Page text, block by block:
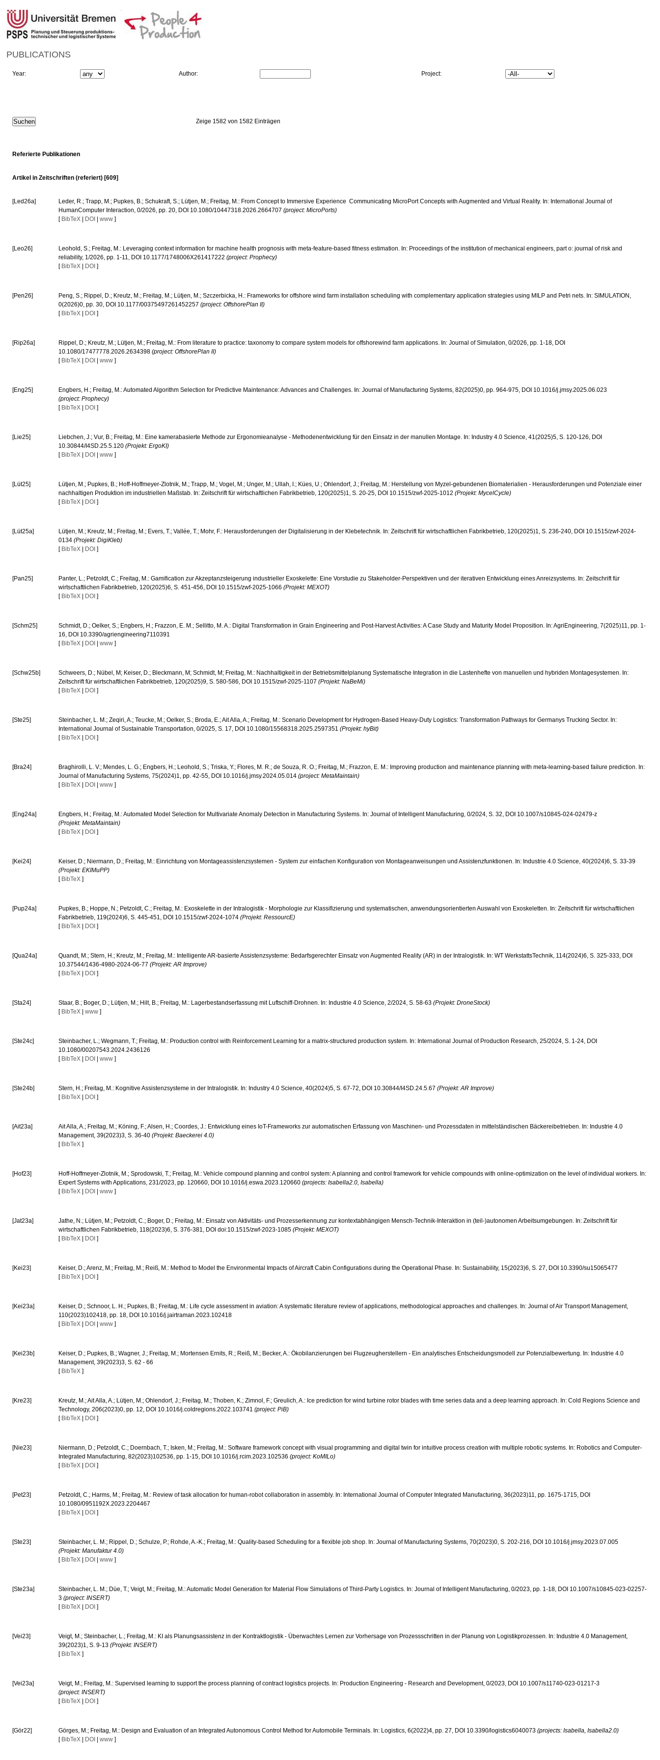
PUBLICATIONS
Year: Author: Project:
Zeige 1582 von 1582 Einträgen
Referierte Publikationen
Artikel in Zeitschriften (referiert) [609]
[Led26a]
Leder, R.; Trapp, M.; Pupkes, B.; Schukraft, S.; Lütjen, M.; Freitag, M.: From Concept to Immersive Experience  Communicating MicroPort Concepts with Augmented and Virtual Reality. In: International Journal of
HumanComputer Interaction, 0/2026, pp. 20, DOI 10.1080/10447318.2026.2664707(project: MicroPorts)
[ BibTeX DOI |www ]
[Leo26]
Leohold, S.; Freitag, M.: Leveraging context information for machine health prognosis with meta-feature-based fitness estimation. In: Proceedings of the institution of mechanical engineers, part o: journal of risk and
reliability, 1/2026, pp. 1-11, DOI 10.1177/1748006X261417222(project: Prophecy)
[ BibTeX DOI ]
[Pen26]
Peng, S.; Rippel, D.; Kreutz, M.; Freitag, M.; Lütjen, M.; Szczerbicka, H.: Frameworks for offshore wind farm installation scheduling with complementary application strategies using MILP and Petri nets. In: SIMULATION,
0(2026)0, pp. 30, DOI 10.1177/00375497261452257(project: OffshorePlan II)
[ BibTeX DOI ]
[Rip26a]
Rippel, D.; Kreutz, M.; Lütjen, M.; Freitag, M.: From literature to practice: taxonomy to compare system models for offshorewind farm applications. In: Journal of Simulation, 0/2026, pp. 1-18, DOI
10.1080/17477778.2026.2634398(project: OffshorePlan II)
[ BibTeX DOI |www ]
[Eng25]
Engbers, H.; Freitag, M.: Automated Algorithm Selection for Predictive Maintenance: Advances and Challenges. In: Journal of Manufacturing Systems, 82(2025)0, pp. 964-975, DOI 10.1016/j.jmsy.2025.06.023
(project: Prophecy)
[ BibTeX DOI ]
[Lie25]
Liebchen, J.; Vur, B.; Freitag, M.: Eine kamerabasierte Methode zur Ergonomieanalyse - Methodenentwicklung für den Einsatz in der manullen Montage. In: Industry 4.0 Science, 41(2025)5, S. 120-126, DOI
10.30844/I4SD.25.5.120(Projekt: ErgoKI)
[ BibTeX DOI |www ]
[Lüt25]
Lütjen, M.; Pupkes, B.; Hoff-Hoffmeyer-Zlotnik, M.; Trapp, M.; Vogel, M.; Unger, M.; Ullah, I.; Kües, U.; Ohlendorf, J.; Freitag, M.: Herstellung von Myzel-gebundenen Biomaterialien - Herausforderungen und Potenziale einer
nachhaltigen Produktion im industriellen Maßstab. In: Zeitschrift für wirtschaftlichen Fabrikbetrieb, 120(2025)1, S. 20-25, DOI 10.1515/zwf-2025-1012(Projekt: MycelCycle)
[ BibTeX DOI ]
[Lüt25a]
Lütjen, M.; Kreutz, M.; Freitag, M.; Evers, T.; Vallée, T.; Mohr, F.: Herausforderungen der Digitalisierung in der Klebetechnik. In: Zeitschrift für wirtschaftlichen Fabrikbetrieb, 120(2025)1, S. 236-240, DOI 10.1515/zwf-2024-
0134(Projekt: DigiKleb)
[ BibTeX DOI ]
[Pan25]
Panter, L.; Petzoldt, C.; Freitag, M.: Gamification zur Akzeptanzsteigerung industrieller Exoskelette: Eine Vorstudie zu Stakeholder-Perspektiven und der iterativen Entwicklung eines Anreizsystems. In: Zeitschrift für
wirtschaftlichen Fabrikbetrieb, 120(2025)6, S. 451-456, DOI 10.1515/zwf-2025-1066(Projekt: MEXOT)
[ BibTeX DOI ]
[Schm25]
Schmidt, D.; Oelker, S.; Engbers, H.; Frazzon, E. M.; Sellitto, M. A.: Digital Transformation in Grain Engineering and Post-Harvest Activities: A Case Study and Maturity Model Proposition. In: AgriEngineering, 7(2025)11, pp. 1-
16, DOI 10.3390/agriengineering7110391
[ BibTeX DOI |www ]
[Schw25b]
Schweers, D.; Nübel, M; Keiser, D.; Bleckmann, M; Schmidt, M; Freitag, M.: Nachhaltigkeit in der Betriebsmittelplanung Systematische Integration in die Lastenhefte von manuellen und hybriden Montagesystemen. In:
Zeitschrift für wirtschaftlichen Fabrikbetrieb, 120(2025)9, S. 580-586, DOI 10.1515/zwf-2025-1107(Projekt: NaBeMi)
[ BibTeX DOI ]
[Ste25]
Steinbacher, L. M.; Zeqiri, A.; Teucke, M.; Oelker, S.; Broda, E.; Ait Alla, A.; Freitag, M.: Scenario Development for Hydrogen-Based Heavy-Duty Logistics: Transformation Pathways for Germanys Trucking Sector. In:
International Journal of Sustainable Transportation, 0/2025, S. 17, DOI 10.1080/15568318.2025.2597351(Projekt: hyBit)
[ BibTeX DOI ]
[Bra24]
Braghirolli, L. V.; Mendes, L. G.; Engbers, H.; Leohold, S.; Triska, Y.; Flores, M. R.; de Souza, R. O.; Freitag, M.; Frazzon, E. M.: Improving production and maintenance planning with meta-learning-based failure prediction. In:
Journal of Manufacturing Systems, 75(2024)1, pp. 42-55, DOI 10.1016/j.jmsy.2024.05.014(project: MetaMaintain)
[ BibTeX DOI |www ]
[Eng24a]
Engbers, H.; Freitag, M.: Automated Model Selection for Multivariate Anomaly Detection in Manufacturing Systems. In: Journal of Intelligent Manufacturing, 0/2024, S. 32, DOI 10.1007/s10845-024-02479-z
(Projekt: MetaMaintain)
[ BibTeX DOI ]
[Kei24]
Keiser, D.; Niermann, D.; Freitag, M.: Einrichtung von Montageassistenzsystemen - System zur einfachen Konfiguration von Montageanweisungen und Assistenzfunktionen. In: Industrie 4.0 Science, 40(2024)6, S. 33-39
(Projekt: EKIMuPP)
[ BibTeX ]
[Pup24a]
Pupkes, B.; Hoppe, N.; Petzoldt, C.; Freitag, M.: Exoskelette in der Intralogistik - Morphologie zur Klassifizierung und systematischen, anwendungsorientierten Auswahl von Exoskeletten. In: Zeitschrift für wirtschaftlichen
Fabrikbetrieb, 119(2024)6, S. 445-451, DOI 10.1515/zwf-2024-1074(Projekt: RessourcE)
[ BibTeX DOI ]
[Qua24a]
Quandt, M.; Stern, H.; Kreutz, M.; Freitag, M.: Intelligente AR-basierte Assistenzsysteme: Bedarfsgerechter Einsatz von Augmented Reality (AR) in der Intralogistik. In: WT WerkstattsTechnik, 114(2024)6, S. 325-333, DOI
10.37544/1436-4980-2024-06-77(Projekt: AR Improve)
[ BibTeX DOI ]
[Sta24] Staar, B.; Boger, D.; Lütjen, M.; Hilt, B.; Freitag, M.: Lagerbestandserfassung mit Luftschiff-Drohnen. In: Industrie 4.0 Science, 2/2024, S. 58-63(Projekt: DroneStock)
[ BibTeX |www ]
[Ste24c]
Steinbacher, L.; Wegmann, T.; Freitag, M.: Production control with Reinforcement Learning for a matrix-structured production system. In: International Journal of Production Research, 25/2024, S. 1-24, DOI
10.1080/00207543.2024.2436126
[ BibTeX DOI |www ]
[Ste24b] Stern, H.; Freitag, M.: Kognitive Assistenzsysteme in der Intralogistik. In: Industry 4.0 Science, 40(2024)5, S. 67-72, DOI 10.30844/I4SD.24.5.67(Projekt: AR Improve)
[ BibTeX DOI ]
[Ait23a]
Ait Alla, A.; Freitag, M.; Köning, F.; Alsen, H.; Coordes, J.: Entwicklung eines IoT-Frameworks zur automatischen Erfassung von Maschinen- und Prozessdaten in mittelständischen Bäckereibetrieben. In: Industrie 4.0
Management, 39(2023)3, S. 36-40(Projekt: Baeckerei 4.0)
[ BibTeX ]
[Hof23]
Hoff-Hoffmeyer-Zlotnik, M.; Sprodowski, T.; Freitag, M.: Vehicle compound planning and control system: A planning and control framework for vehicle compounds with online-optimization on the level of individual workers. In:
Expert Systems with Applications, 231/2023, pp. 120660, DOI 10.1016/j.eswa.2023.120660(projects: Isabella2.0, Isabella)
[ BibTeX DOI |www ]
[Jat23a]
Jathe, N.; Lütjen, M.; Petzoldt, C.; Boger, D.; Freitag, M.: Einsatz von Aktivitäts- und Prozesserkennung zur kontextabhängigen Mensch-Technik-Interaktion in (teil-)autonomen Arbeitsumgebungen. In: Zeitschrift für
wirtschaftlichen Fabrikbetrieb, 118(2023)6, S. 376-381, DOI doi:10.1515/zwf-2023-1085(Projekt: MEXOT)
[ BibTeX DOI ]
[Kei23]
Keiser, D.; Arenz, M.; Freitag, M.; Reiß, M.: Method to Model the Environmental Impacts of Aircraft Cabin Configurations during the Operational Phase. In: Sustainability, 15(2023)6, S. 27, DOI 10.3390/su15065477
[ BibTeX DOI ]
[Kei23a]
Keiser, D.; Schnoor, L. H.; Pupkes, B.; Freitag, M.: Life cycle assessment in aviation: A systematic literature review of applications, methodological approaches and challenges. In: Journal of Air Transport Management,
110(2023)102418, pp. 18, DOI 10.1016/j.jairtraman.2023.102418
[ BibTeX DOI |www ]
[Kei23b]
Keiser, D.; Pupkes, B.; Wagner, J.; Freitag, M.; Mortensen Ernits, R.; Reiß, M.; Becker, A.: Ökobilanzierungen bei Flugzeugherstellern - Ein analytisches Entscheidungsmodell zur Potenzialbewertung. In: Industrie 4.0
Management, 39(2023)3, S. 62 - 66
[ BibTeX ]
[Kre23]
Kreutz, M.; Ait Alla, A.; Lütjen, M.; Ohlendorf, J.; Freitag, M.; Thoben, K.; Zimnol, F.; Greulich, A.: Ice prediction for wind turbine rotor blades with time series data and a deep learning approach. In: Cold Regions Science and
Technology, 206(2023)0, pp. 12, DOI 10.1016/j.coldregions.2022.103741(project: PiB)
[ BibTeX DOI ]
[Nie23]
Niermann, D.; Petzoldt, C.; Doernbach, T.; Isken, M.; Freitag, M.: Software framework concept with visual programming and digital twin for intuitive process creation with multiple robotic systems. In: Robotics and Computer-
Integrated Manufacturing, 82(2023)102536, pp. 1-15, DOI 10.1016/j.rcim.2023.102536(project: KoMILo)
[ BibTeX DOI ]
[Pet23]
Petzoldt, C.; Harms, M.; Freitag, M.: Review of task allocation for human-robot collaboration in assembly. In: International Journal of Computer Integrated Manufacturing, 36(2023)11, pp. 1675-1715, DOI
10.1080/0951192X.2023.2204467
[ BibTeX DOI ]
[Ste23]
Steinbacher, L. M.; Rippel, D.; Schulze, P.; Rohde, A.-K.; Freitag, M.: Quality-based Scheduling for a flexible job shop. In: Journal of Manufacturing Systems, 70(2023)0, S. 202-216, DOI 10.1016/j.jmsy.2023.07.005
(Projekt: Manufaktur 4.0)
[ BibTeX DOI |www ]
[Ste23a]
Steinbacher, L. M.; Düe, T.; Veigt, M.; Freitag, M.: Automatic Model Generation for Material Flow Simulations of Third-Party Logistics. In: Journal of Intelligent Manufacturing, 0/2023, pp. 1-18, DOI 10.1007/s10845-023-02257-
3(project: INSERT)
[ BibTeX DOI ]
[Vei23]
Veigt, M.; Steinbacher, L.; Freitag, M.: KI als Planungsassistenz in der Kontraktlogistik - Überwachtes Lernen zur Vorhersage von Prozessschritten in der Planung von Logistikprozessen. In: Industrie 4.0 Management,
39(2023)1, S. 9-13(Projekt: INSERT)
[ BibTeX ]
[Vei23a]
Veigt, M.; Freitag, M.: Supervised learning to support the process planning of contract logistics projects. In: Production Engineering - Research and Development, 0/2023, DOI 10.1007/s11740-023-01217-3
(project: INSERT)
[ BibTeX DOI ]
[Gör22] Görges, M.; Freitag, M.: Design and Evaluation of an Integrated Autonomous Control Method for Automobile Terminals. In: Logistics, 6(2022)4, pp. 27, DOI 10.3390/logistics6040073(projects: Isabella, Isabella2.0)
[ BibTeX DOI |www ]